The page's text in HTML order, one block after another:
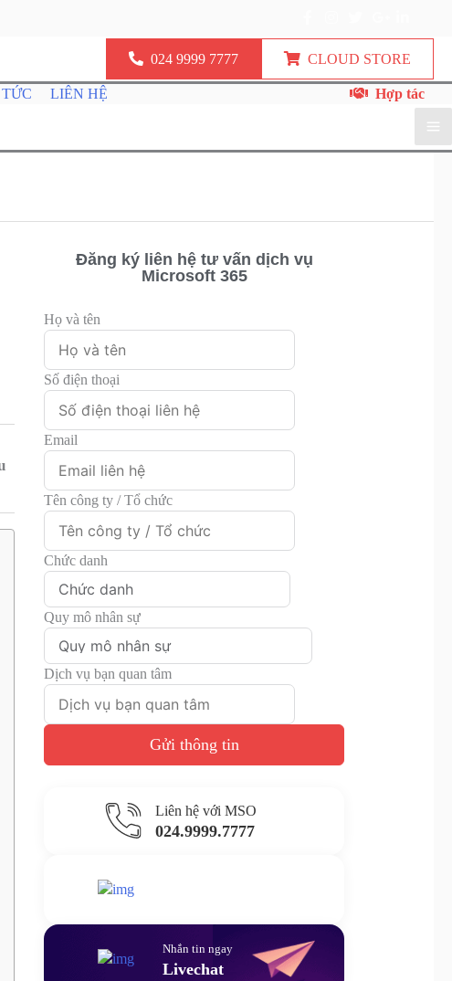
024 9999 7777 CLOUD STORE
LIÊN HỆ Hợp tác
Đăng ký liên hệ tư vấn dịch vụ
Microsoft 365
Họ và tên
Số điện thoại
Email
Tên công ty / Tổ chức
Chức danh
Quy mô nhân sự
Dịch vụ bạn quan tâm
Gửi thông tin
Liên hệ với MSO
024.9999.7777
Nhắn tin ngay
Livechat